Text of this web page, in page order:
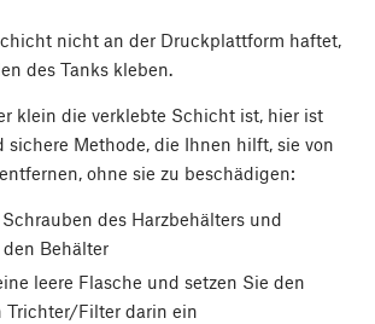
nicht an der Druckplattform haftet,
des Tanks kleben.
klein die verklebte Schicht ist, hier ist
sichere Methode, die Ihnen hilft, sie von
ohne sie zu beschädigen:
des Harzbehälters und
Behälter
leere Flasche und setzen Sie den
Trichter/Filter darin ein